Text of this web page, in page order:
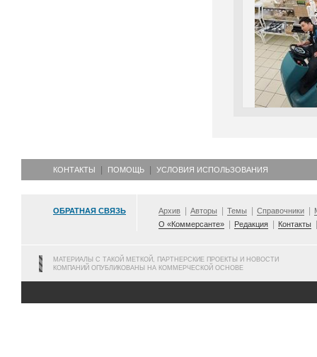
КОНТАКТЫ ПОМОЩЬ УСЛОВИЯ ИСПОЛЬЗОВАНИЯ
ОБРАТНАЯ СВЯЗЬ Архив Авторы Темы Справочники
О «Коммерсанте»
Редакция Контакты
МАТЕРИАЛЫ С ТАКОЙ МЕТКОЙ, ПАРТНЕРСКИЕ ПРОЕКТЫ И НОВОСТИ
КОМПАНИЙ ОПУБЛИКОВАНЫ НА КОММЕРЧЕСКОЙ ОСНОВЕ